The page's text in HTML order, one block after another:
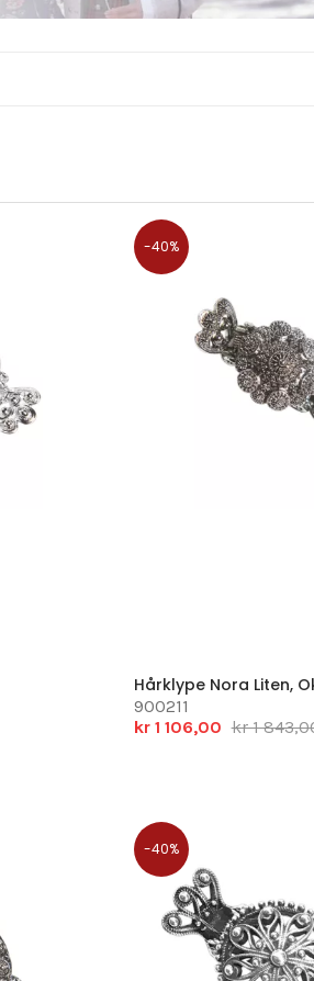
-40%
Hårklype Nora Liten,
900211
kr 1 106,00 kr 1
-40%